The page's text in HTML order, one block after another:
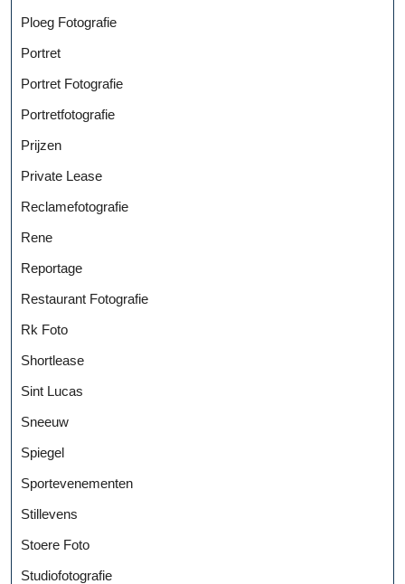
Ploeg Fotografie
Portret
Portret Fotografie
Portretfotografie
Prijzen
Private Lease
Reclamefotografie
Rene
Reportage
Restaurant Fotografie
Rk Foto
Shortlease
Sint Lucas
Sneeuw
Spiegel
Sportevenementen
Stillevens
Stoere Foto
Studiofotografie